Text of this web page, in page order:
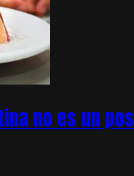
no es un